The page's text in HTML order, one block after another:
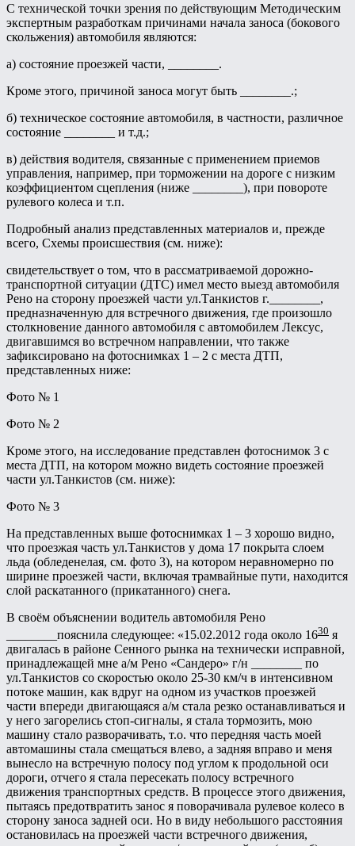
С технической точки зрения по действующим Методическим
экспертным разработкам причинами начала заноса (бокового
скольжения) автомобиля являются:
а) состояние проезжей части, ________.
Кроме этого, причиной заноса могут быть ________.;
б) техническое состояние автомобиля, в частности, различное
состояние ________ и т.д.;
в) действия водителя, связанные с применением приемов
управления, например, при торможении на дороге с низким
коэффициентом сцепления (ниже ________), при повороте
рулевого колеса и т.п.
Подробный анализ представленных материалов и, прежде
всего, Схемы происшествия (см. ниже):
свидетельствует о том, что в рассматриваемой дорожно-
транспортной ситуации (ДТС) имел место выезд автомобиля
Рено на сторону проезжей части ул.Танкистов г.________,
предназначенную для встречного движения, где произошло
столкновение данного автомобиля с автомобилем Лексус,
двигавшимся во встречном направлении, что также
зафиксировано на фотоснимках 1 – 2 с места ДТП,
представленных ниже:
Фото № 1
Фото № 2
Кроме этого, на исследование представлен фотоснимок 3 с
места ДТП, на котором можно видеть состояние проезжей
части ул.Танкистов (см. ниже):
Фото № 3
На представленных выше фотоснимках 1 – 3 хорошо видно,
что проезжая часть ул.Танкистов у дома 17 покрыта слоем
льда (обледенелая, см. фото 3), на котором неравномерно по
ширине проезжей части, включая трамвайные пути, находится
слой раскатанного (прикатанного) снега.
В своём объяснении водитель автомобиля Рено
________пояснила следующее: «15.02.2012 года около 1630 я
двигалась в районе Сенного рынка на технически исправной,
принадлежащей мне а/м Рено «Сандеро» г/н ________ по
ул.Танкистов со скоростью около 25-30 км/ч в интенсивном
потоке машин, как вдруг на одном из участков проезжей
части впереди двигающаяся а/м стала резко останавливаться и
у него загорелись стоп-сигналы, я стала тормозить, мою
машину стало разворачивать, т.о. что передняя часть моей
автомашины стала смещаться влево, а задняя вправо и меня
вынесло на встречную полосу под углом к продольной оси
дороги, отчего я стала пересекать полосу встречного
движения транспортных средств. В процессе этого движения,
пытаясь предотвратить занос я поворачивала рулевое колесо в
сторону заноса задней оси. Но в виду небольшого расстояния
остановилась на проезжей части встречного движения,